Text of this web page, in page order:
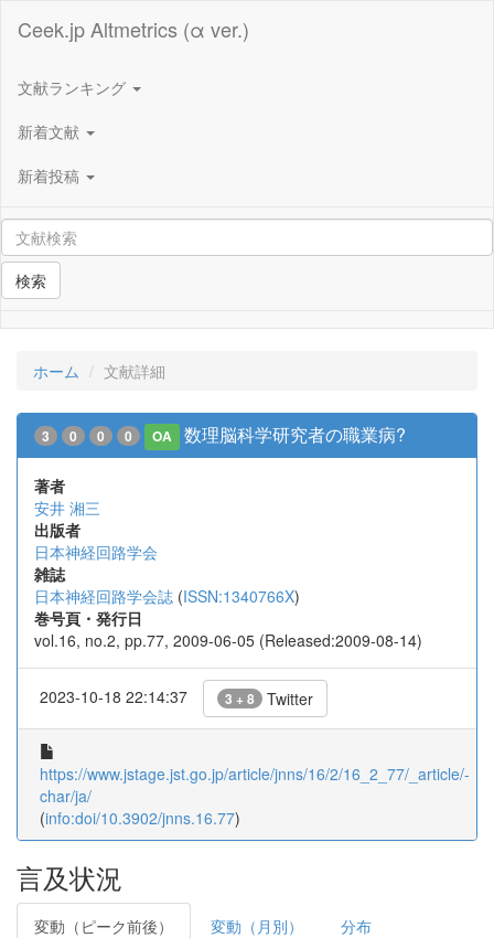
Ceek.jp Altmetrics (α ver.)
文献ランキング
新着文献
新着投稿
検索
ホーム 文献詳細
3 0 0 0 OA 数理脳科学研究者の職業病?
著者
安井 湘三
出版者
日本神経回路学会
雑誌
日本神経回路学会誌 (ISSN:1340766X)
巻号頁・発行日
vol.16, no.2, pp.77, 2009-06-05 (Released:2009-08-14)
2023-10-18 22:14:37 3 + 8 Twitter
https://www.jstage.jst.go.jp/article/jnns/16/2/16_2_77/_article/-
char/ja/
(info:doi/10.3902/jnns.16.77)
言及状況
変動（ピーク前後） 変動（月別） 分布